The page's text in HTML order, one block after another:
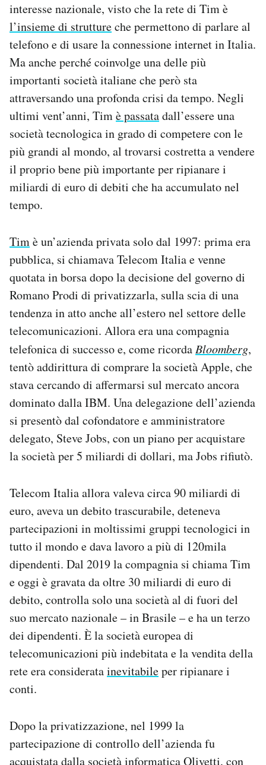
interesse nazionale, visto che la rete di Tim è
l’insieme di struttureche permettono di parlare al
telefono e di usare la connessione internet in Italia.
Ma anche perché coinvolge una delle più
importanti società italiane che però sta
attraversando una profonda crisi da tempo. Negli
ultimi vent’anni, Timè passatadall’essere una
società tecnologica in grado di competere con le
più grandi al mondo, al trovarsi costretta a vendere
il proprio bene più importante per ripianare i
miliardi di euro di debiti che ha accumulato nel
tempo.
Timè un’azienda privata solo dal 1997: prima era
pubblica, si chiamava Telecom Italia e venne
quotata in borsa dopo la decisione del governo di
Romano Prodi di privatizzarla, sulla scia di una
tendenza in atto anche all’estero nel settore delle
telecomunicazioni. Allora era una compagnia
telefonica di successo e, come ricordaBloomberg,
tentò addirittura di comprare la società Apple, che
stava cercando di affermarsi sul mercato ancora
dominato dalla IBM. Una delegazione dell’azienda
si presentò dal cofondatore e amministratore
delegato, Steve Jobs, con un piano per acquistare
la società per 5 miliardi di dollari, ma Jobs rifiutò.
Telecom Italia allora valeva circa 90 miliardi di
euro, aveva un debito trascurabile, deteneva
partecipazioni in moltissimi gruppi tecnologici in
tutto il mondo e dava lavoro a più di 120mila
dipendenti. Dal 2019 la compagnia si chiama Tim
e oggi è gravata da oltre 30 miliardi di euro di
debito, controlla solo una società al di fuori del
suo mercato nazionale – in Brasile – e ha un terzo
dei dipendenti. È la società europea di
telecomunicazioni più indebitata e la vendita della
rete era consideratainevitabileper ripianare i
conti.
Dopo la privatizzazione, nel 1999 la
partecipazione di controllo dell’azienda fu
acquistata dalla società informatica Olivetti, con